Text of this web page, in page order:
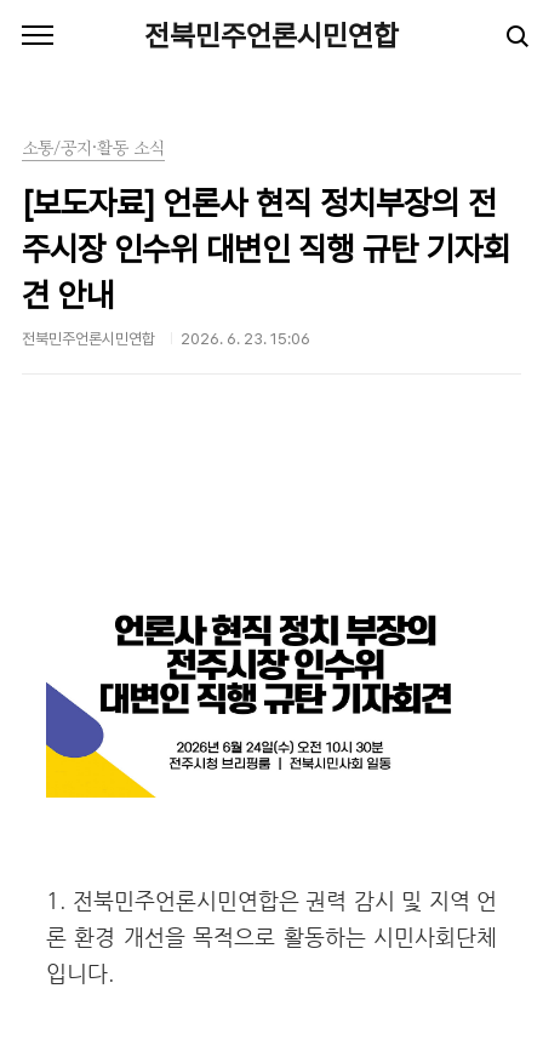
전북민주언론시민연합
소통/공지·활동 소식
[보도자료] 언론사 현직 정치부장의 전
주시장 인수위 대변인 직행 규탄 기자회
견 안내
전북민주언론시민연합 2026. 6. 23. 15:06
1. 전북민주언론시민연합은 권력 감시 및 지역 언
론 환경 개선을 목적으로 활동하는 시민사회단체
입니다.